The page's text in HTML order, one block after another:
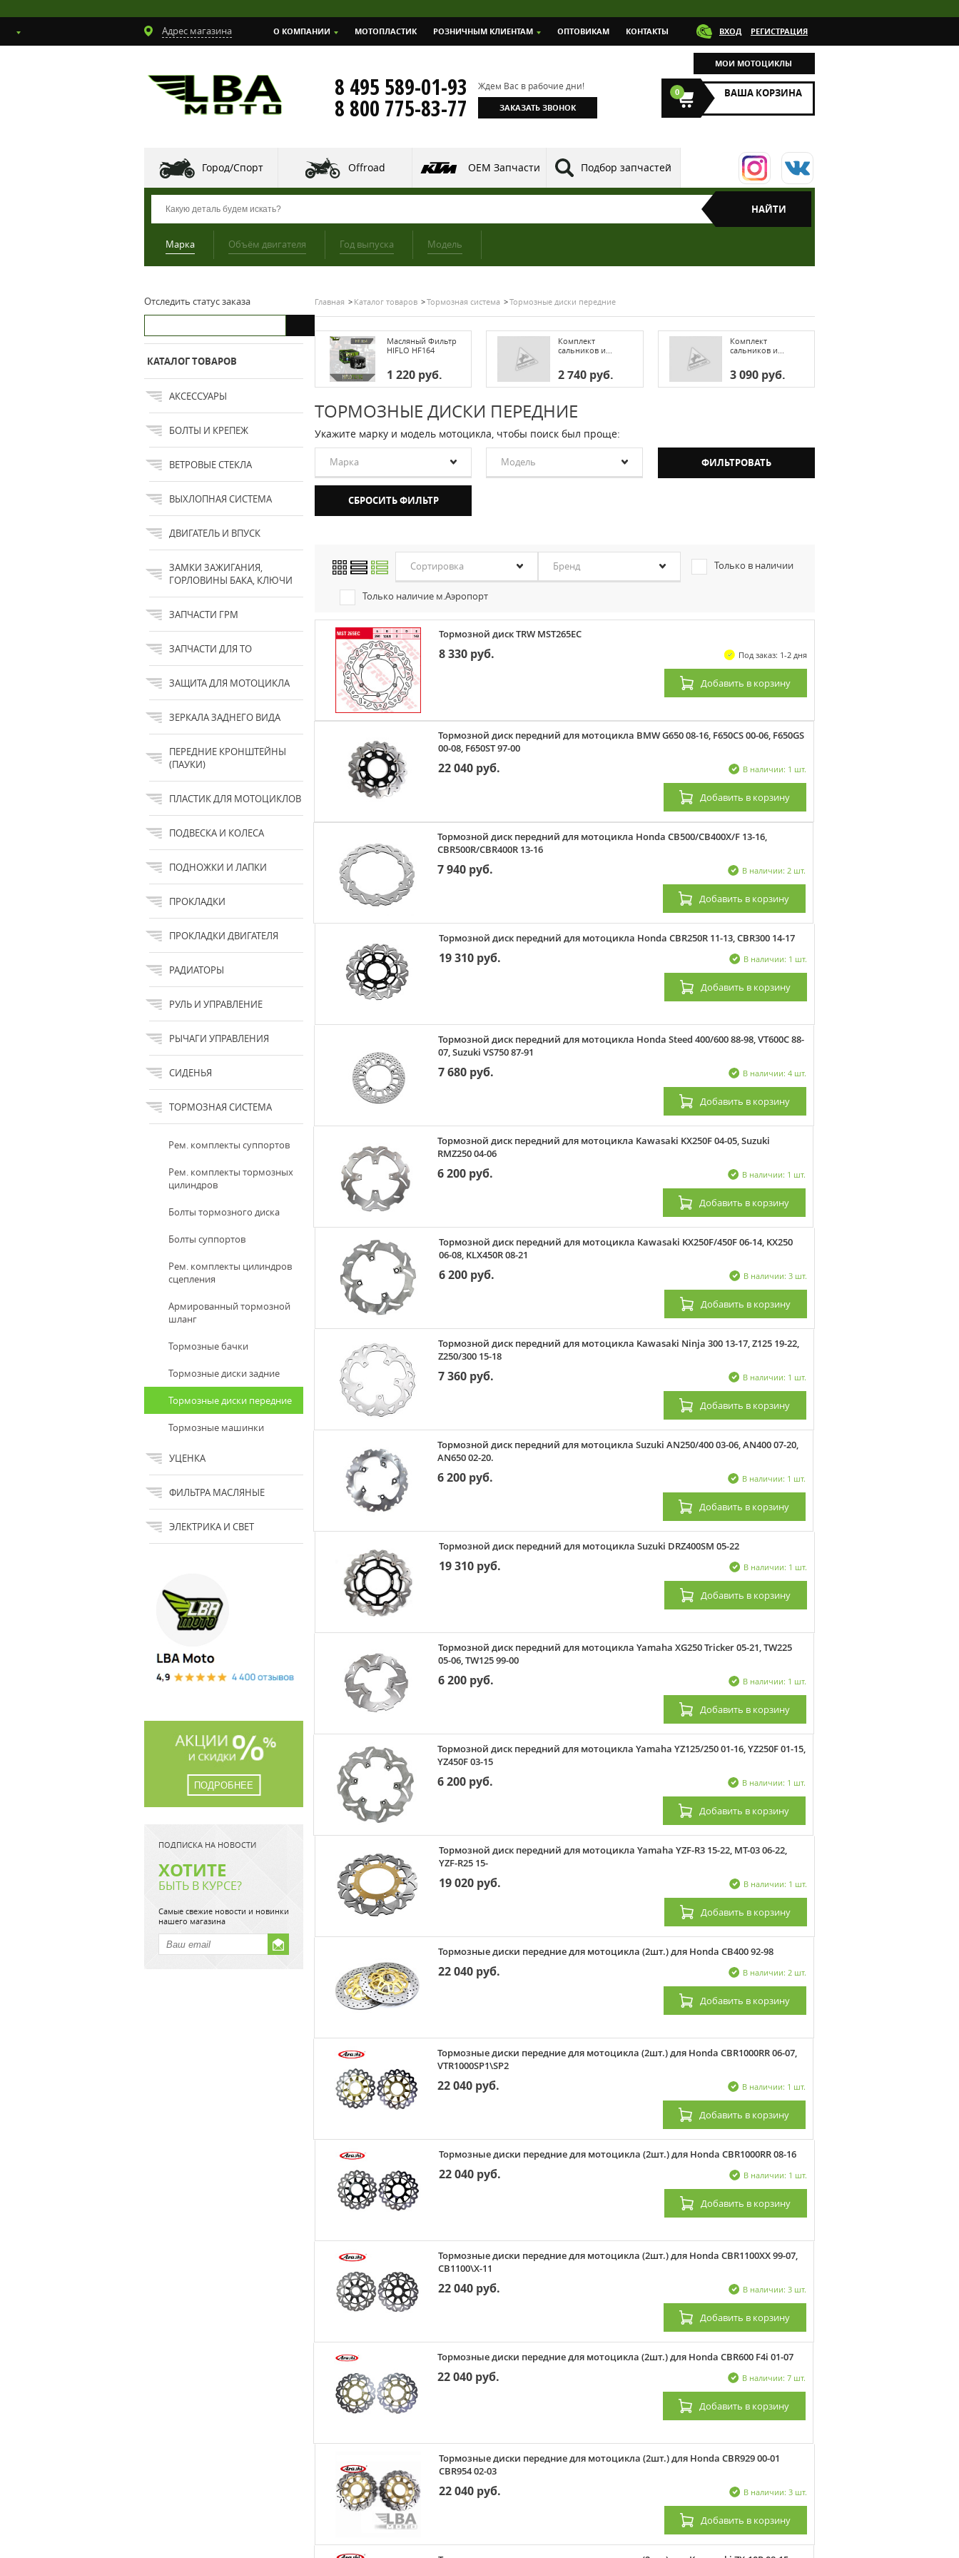
Адрес магазина О КОМПАНИИ МОТОПЛАСТИК РОЗНИЧНЫМ КЛИЕНТАМ ОПТОВИКАМ КОНТАКТЫ ВХОД РЕГИСТРАЦИЯ
МОИ МОТОЦИКЛЫ
8 495 589-01-93
8 800 775-83-77
Ждем Вас в рабочие дни!
ЗАКАЗАТЬ ЗВОНОК
0 ВАША КОРЗИНА
Город/Спорт Offroad OEM Запчасти Подбор запчастей
Марка Объём двигателя Год выпуска Модель
Отследить статус заказа
КАТАЛОГ ТОВАРОВ
АКСЕССУАРЫ
БОЛТЫ И КРЕПЕЖ
ВЕТРОВЫЕ СТЕКЛА
ВЫХЛОПНАЯ СИСТЕМА
ДВИГАТЕЛЬ И ВПУСК
ЗАМКИ ЗАЖИГАНИЯ,
ГОРЛОВИНЫ БАКА, КЛЮЧИ
ЗАПЧАСТИ ГРМ
ЗАПЧАСТИ ДЛЯ ТО
ЗАЩИТА ДЛЯ МОТОЦИКЛА
ЗЕРКАЛА ЗАДНЕГО ВИДА
ПЕРЕДНИЕ КРОНШТЕЙНЫ
(ПАУКИ)
ПЛАСТИК ДЛЯ МОТОЦИКЛОВ
ПОДВЕСКА И КОЛЕСА
ПОДНОЖКИ И ЛАПКИ
ПРОКЛАДКИ
ПРОКЛАДКИ ДВИГАТЕЛЯ
РАДИАТОРЫ
РУЛЬ И УПРАВЛЕНИЕ
РЫЧАГИ УПРАВЛЕНИЯ
СИДЕНЬЯ
ТОРМОЗНАЯ СИСТЕМА
Рем. комплекты суппортов
Рем. комплекты тормозных
цилиндров
Болты тормозного диска
Болты суппортов
Рем. комплекты цилиндров
сцепления
Армированный тормозной
шланг
Тормозные бачки
Тормозные диски задние
Тормозные диски передние
Тормозные машинки
УЦЕНКА
ФИЛЬТРА МАСЛЯНЫЕ
ЭЛЕКТРИКА И СВЕТ
ПОДРОБНЕЕ
ПОДПИСКА НА НОВОСТИ
ХОТИТЕ
БЫТЬ В КУРСЕ?
Самые свежие новости и новинки
нашего магазина
Главная Каталог товаров Тормозная система Тормозные диски передние
Масляный Фильтр
HIFLO HF164
1 220 руб.
Комплект
сальников и...
2 740 руб.
Комплект
сальников и...
3 090 руб.
ТОРМОЗНЫЕ ДИСКИ ПЕРЕДНИЕ
Укажите марку и модель мотоцикла, чтобы поиск был проще:
Марка Модель
Сортировка Бренд Только в наличии
Только наличие м.Аэропорт
Тормозной диск TRW MST265EC
8 330 руб. Под заказ: 1-2 дня
Добавить в корзину
Тормозной диск передний для мотоцикла BMW G650 08-16, F650CS 00-06, F650GS
00-08, F650ST 97-00
22 040 руб. В наличии: 1 шт.
Добавить в корзину
Тормозной диск передний для мотоцикла Honda CB500/CB400X/F 13-16,
CBR500R/CBR400R 13-16
7 940 руб. В наличии: 2 шт.
Добавить в корзину
Тормозной диск передний для мотоцикла Honda CBR250R 11-13, CBR300 14-17
19 310 руб. В наличии: 1 шт.
Добавить в корзину
Тормозной диск передний для мотоцикла Honda Steed 400/600 88-98, VT600C 88-
07, Suzuki VS750 87-91
7 680 руб. В наличии: 4 шт.
Добавить в корзину
Тормозной диск передний для мотоцикла Kawasaki KX250F 04-05, Suzuki
RMZ250 04-06
6 200 руб. В наличии: 1 шт.
Добавить в корзину
Тормозной диск передний для мотоцикла Kawasaki KX250F/450F 06-14, KX250
06-08, KLX450R 08-21
6 200 руб. В наличии: 3 шт.
Добавить в корзину
Тормозной диск передний для мотоцикла Kawasaki Ninja 300 13-17, Z125 19-22,
Z250/300 15-18
7 360 руб. В наличии: 1 шт.
Добавить в корзину
Тормозной диск передний для мотоцикла Suzuki AN250/400 03-06, AN400 07-20,
AN650 02-20.
6 200 руб. В наличии: 1 шт.
Добавить в корзину
Тормозной диск передний для мотоцикла Suzuki DRZ400SM 05-22
19 310 руб. В наличии: 1 шт.
Добавить в корзину
Тормозной диск передний для мотоцикла Yamaha XG250 Tricker 05-21, TW225
05-06, TW125 99-00
6 200 руб. В наличии: 1 шт.
Добавить в корзину
Тормозной диск передний для мотоцикла Yamaha YZ125/250 01-16, YZ250F 01-15,
YZ450F 03-15
6 200 руб. В наличии: 1 шт.
Добавить в корзину
Тормозной диск передний для мотоцикла Yamaha YZF-R3 15-22, MT-03 06-22,
YZF-R25 15-
19 020 руб. В наличии: 1 шт.
Добавить в корзину
Тормозные диски передние для мотоцикла (2шт.) для Honda CB400 92-98
22 040 руб. В наличии: 2 шт.
Добавить в корзину
Тормозные диски передние для мотоцикла (2шт.) для Honda CBR1000RR 06-07,
VTR1000SP1\SP2
22 040 руб. В наличии: 1 шт.
Добавить в корзину
Тормозные диски передние для мотоцикла (2шт.) для Honda CBR1000RR 08-16
22 040 руб. В наличии: 1 шт.
Добавить в корзину
Тормозные диски передние для мотоцикла (2шт.) для Honda CBR1100XX 99-07,
CB1100\X-11
22 040 руб. В наличии: 3 шт.
Добавить в корзину
Тормозные диски передние для мотоцикла (2шт.) для Honda CBR600 F4i 01-07
22 040 руб. В наличии: 7 шт.
Добавить в корзину
Тормозные диски передние для мотоцикла (2шт.) для Honda CBR929 00-01
CBR954 02-03
22 040 руб. В наличии: 3 шт.
Добавить в корзину